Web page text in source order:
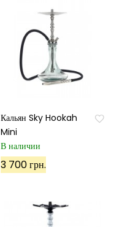
Кальян Sky Hookah
Mini
В наличии
3 700 грн.